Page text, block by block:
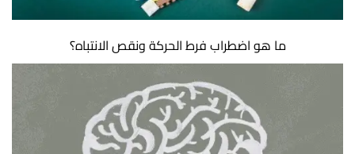
ما هو اضطراب فرط الحركة ونقص الانتباه؟